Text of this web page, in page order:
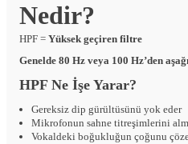
Nedir?
HPF = Yüksek geçiren filtre
Genelde 80 Hz veya 100 Hz’den
HPF Ne İşe Yarar?
Gereksiz dip gürültüsünü yok eder
Mikrofonun sahne titreşimlerini
Vokaldeki boğukluğun çoğunu